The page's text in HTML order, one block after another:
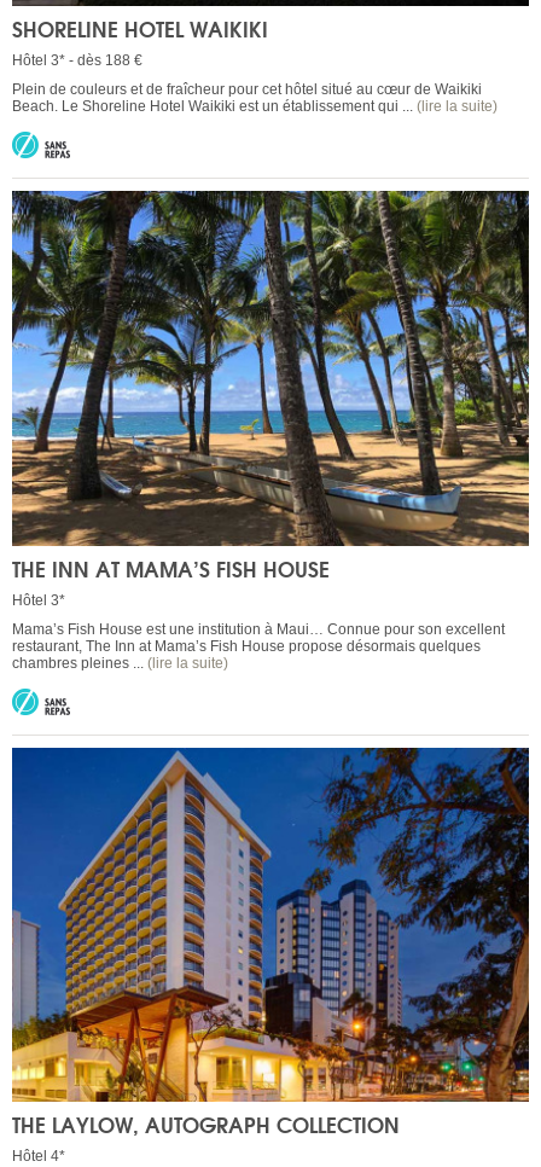
SHORELINE HOTEL WAIKIKI
Hôtel 3* - dès 188 €
Plein de couleurs et de fraîcheur pour cet hôtel situé au cœur de Waikiki
Beach. Le Shoreline Hotel Waikiki est un établissement qui ... (lire la suite)
THE INN AT MAMA’S FISH HOUSE
Hôtel 3*
Mama’s Fish House est une institution à Maui… Connue pour son excellent
restaurant, The Inn at Mama’s Fish House propose désormais quelques
chambres pleines ... (lire la suite)
THE LAYLOW, AUTOGRAPH COLLECTION
Hôtel 4*